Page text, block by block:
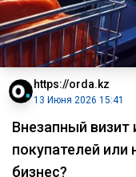
https://orda.kz
13 Июня 2026 15:41
Внезапный визит
покупателей или
бизнес?